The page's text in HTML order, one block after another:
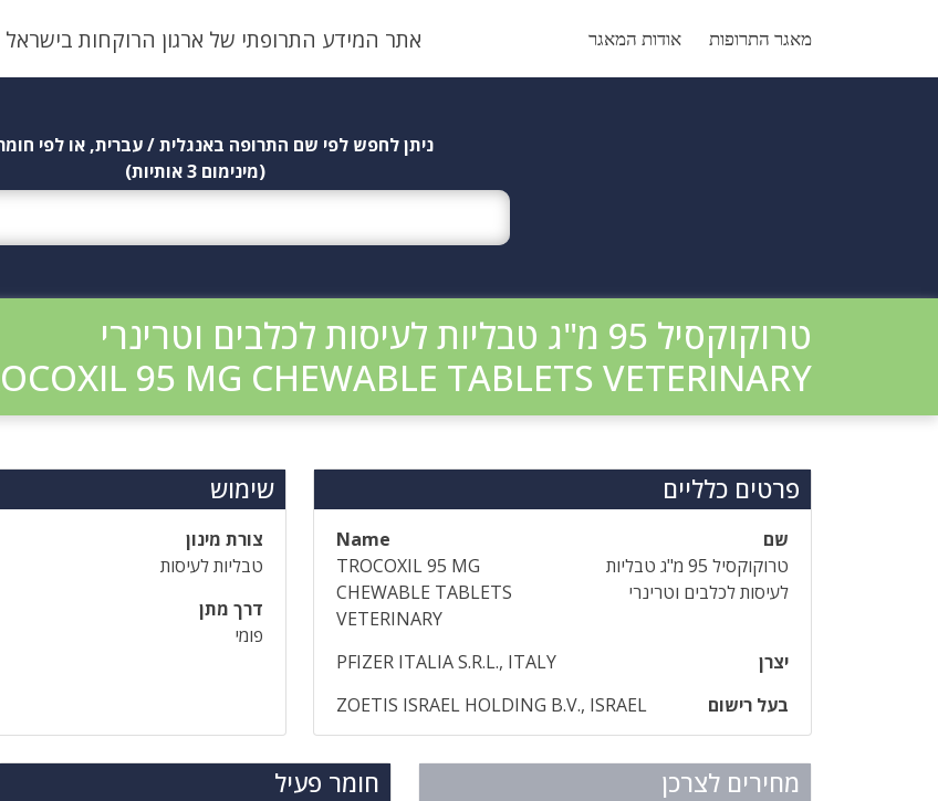
מאגר התרופות אודות המאגר אתר המידע התרופתי של ארגון הרוקחות בישראל
ניתן לחפש לפי שם התרופה באנגלית / עברית, או לפי
(מינימום 3 אותיות)
טרוקוקסיל 95 מ"ג טבליות לעיסות לכלבים וטרינרי
95 MG CHEWABLE TABLETS VETERINARY
פרטים כלליים
שם
Name
טרוקוקסיל 95 מ"ג טבליות
לעיסות לכלבים וטרינרי
TROCOXIL 95 MG
CHEWABLE TABLETS
VETERINARY
יצרן
PFIZER ITALIA S.R.L., ITALY
בעל רישום
ZOETIS ISRAEL HOLDING B.V., ISRAEL
שימוש
צורת מינון
טבליות לעיסות
דרך מתן
פומי
מחירים לצרכן חומר פעיל